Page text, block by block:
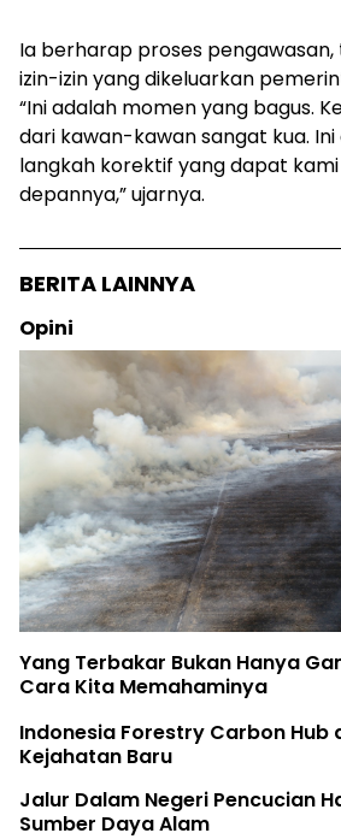
Ia berharap proses
izin-izin yang dikeluarkan
“Ini adalah momen yang bagus.
dari kawan-kawan sangat kua.
langkah korektif yang dapat
depannya,” ujarnya.
BERITA LAINNYA
Opini
Yang Terbakar Bukan Hanya
Cara Kita Memahaminya
Indonesia Forestry Carbon Hub
Kejahatan Baru
Jalur Dalam Negeri Pencucian
Sumber Daya Alam